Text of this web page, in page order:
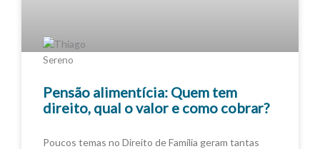
Pensão alimentícia: Quem tem
direito, qual o valor e como cobrar?
Poucos temas no Direito de Família geram tantas